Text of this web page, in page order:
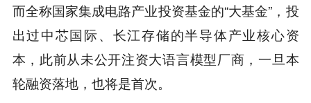
而全称国家集成电路产业投资基金的“大基金”，投
出过中芯国际、长江存储的半导体产业核心资
本，此前从未公开注资大语言模型厂商，一旦本
轮融资落地，也将是首次。